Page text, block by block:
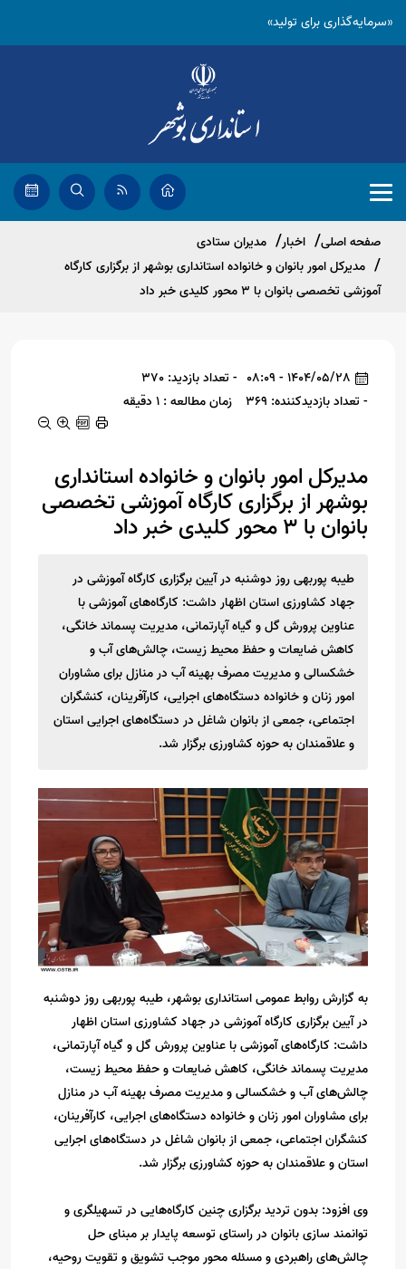
«سرمایه‌گذاری برای تولید»
صفحه اصلی اخبار
مدیران ستادی
مدیرکل امور بانوان و خانواده استانداری بوشهر از برگزاری کارگاه
آموزشی تخصصی بانوان با ۳ محور کلیدی خبر داد
1404/05/28 - 08:09
- تعداد بازدید: 370
- تعداد بازدیدکننده: 369
زمان مطالعه : 1 دقیقه
مدیرکل امور بانوان و خانواده استانداری
بوشهر از برگزاری کارگاه آموزشی تخصصی
بانوان با ۳ محور کلیدی خبر داد
طیبه پوربهی روز دوشنبه در آیین برگزاری کارگاه آموزشی در
جهاد کشاورزی استان اظهار داشت: کارگاه‌های آموزشی با
عناوین پرورش‌ گل و گیاه آپارتمانی، مدیریت پسماند خانگی،
کاهش ضایعات و حفظ محیط زیست، چالش‌های آب و
خشکسالی و مدیریت مصرف بهینه آب در منازل برای مشاوران
امور زنان و خانواده دستگاه‌های اجرایی، کارآفرینان، کنشگران
اجتماعی، جمعی از بانوان شاغل در دستگاه‌های اجرایی استان
و علاقمندان به حوزه کشاورزی برگزار شد.
به گزارش روابط عمومی استانداری بوشهر، طیبه پوربهی روز دوشنبه
در آیین برگزاری کارگاه آموزشی در جهاد کشاورزی استان اظهار
داشت: کارگاه‌های آموزشی با عناوین پرورش‌ گل و گیاه آپارتمانی،
مدیریت پسماند خانگی، کاهش ضایعات و حفظ محیط زیست،
چالش‌های آب و خشکسالی و مدیریت مصرف بهینه آب در منازل
برای مشاوران امور زنان و خانواده دستگاه‌های اجرایی، کارآفرینان،
کنشگران اجتماعی، جمعی از بانوان شاغل در دستگاه‌های اجرایی
استان و علاقمندان به حوزه کشاورزی برگزار شد.
وی افزود: بدون تردید برگزاری چنین کارگاه‌هایی در تسهیلگری و
توانمند سازی بانوان در راستای توسعه پایدار بر مبنای حل
چالش‌های راهبردی و مسئله محور موجب تشویق و تقویت روحیه،